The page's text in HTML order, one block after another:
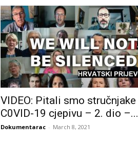
VIDEO: Pitali smo stručnjake
C0VID-19 cjepivu – 2. dio –...
Dokumentarac - March 8, 2021